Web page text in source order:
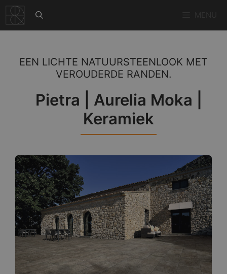
naar
de
EEN LICHTE NATUURSTEENLOOK MET
VEROUDERDE RANDEN.
Pietra | Aurelia Moka |
Keramiek